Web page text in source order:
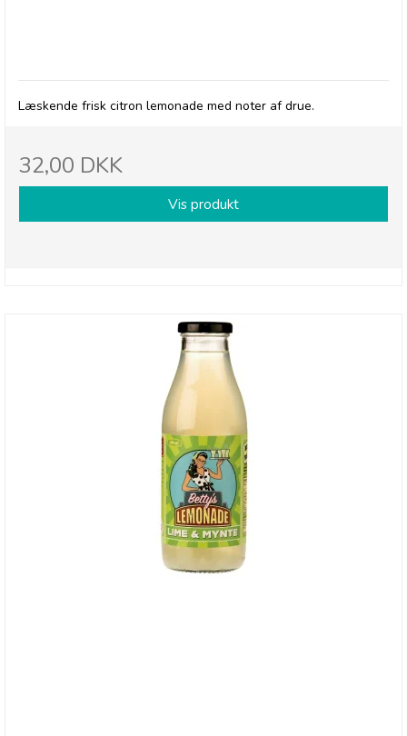
Læskende frisk citron lemonade med noter af drue.
32,00 DKK
Vis produkt